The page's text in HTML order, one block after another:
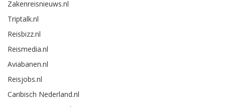
Zakenreisnieuws.nl
Triptalk.nl
Reisbizz.nl
Reismedia.nl
Aviabanen.nl
Reisjobs.nl
Caribisch Nederland.nl